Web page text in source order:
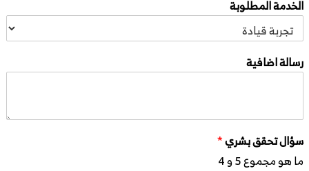
الخدمة المطلوبة
رسالة اضافية
سؤال تحقق بشري*
ما هو مجموع 5 و 4